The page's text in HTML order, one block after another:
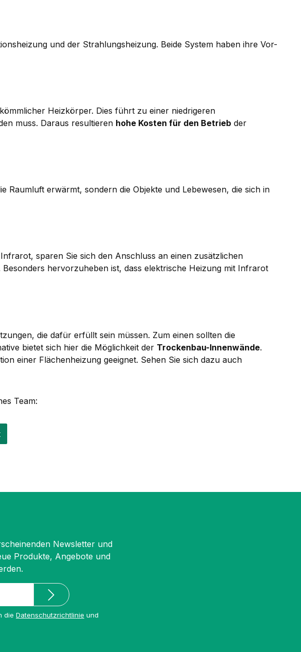
und der Strahlungsheizung. Beide System haben ihre Vor-
Heizkörper. Dies führt zu einer niedrigeren
muss. Daraus resultieren hohe Kosten für den Betrieb der
Raumluft erwärmt, sondern die Objekte und Lebewesen, die sich in
sparen Sie sich den Anschluss an einen zusätzlichen
hervorzuheben ist, dass elektrische Heizung mit Infrarot
die dafür erfüllt sein müssen. Zum einen sollten die
bietet sich hier die Möglichkeit der Trockenbau-Innenwände.
einer Flächenheizung geeignet. Sehen Sie sich dazu auch
Team:
Newsletter und
Produkte, Angebote und
die Datenschutzrichtlinie und